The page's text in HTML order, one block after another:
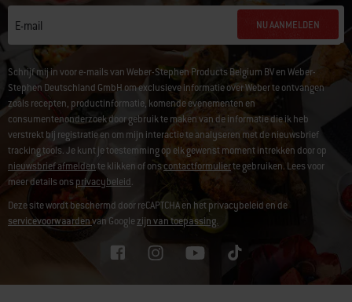
E-mail NU AANMELDEN
Schrijf mij in voor e-mails van Weber-Stephen Products Belgium BV en Weber-
Stephen Deutschland GmbH om exclusieve informatie over Weber te ontvangen
zoals recepten, productinformatie, komende evenementen en
consumentenonderzoek door gebruik te maken van de informatie die ik heb
verstrekt bij registratie en om mijn interactie te analyseren met de nieuwsbrief
tracking tools. Je kunt je toestemming op elk gewenst moment intrekken door op
nieuwsbrief afmeldente klikken of onscontactformulierte gebruiken. Lees voor
meer details onsprivacybeleid.
Deze site wordt beschermd door reCAPTCHA en het privacybeleid en de
servicevoorwaardenvan Googlezijn van toepassing.